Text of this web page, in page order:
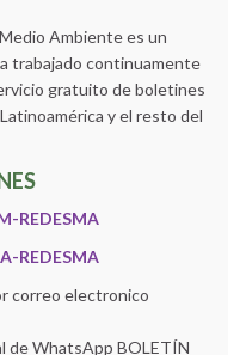
Ambiente es un
trabajado continuamente
gratuito de boletines
y el resto del
REDESMA
REDESMA
correo electronico
de WhatsApp BOLETÍN